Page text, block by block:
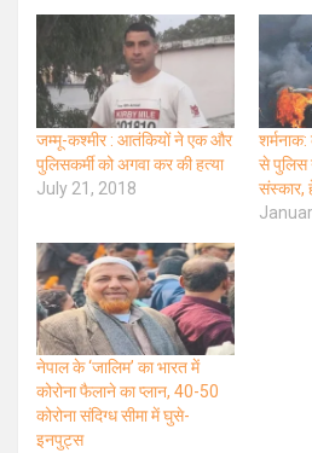
जम्मू-कश्मीर : आतंकियों ने एक और
पुलिसकर्मी को अगवा कर की हत्या
July 21, 2018
से पुलिस
संस्कार,
नेपाल के ‘जालिम’ का भारत में
कोरोना फैलाने का प्लान, 40-50
कोरोना संदिग्ध सीमा में घुसे-
इनपुट्स